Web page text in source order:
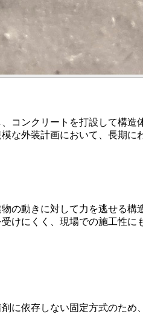
コンクリートを打設して構
な外装計画において、長期に
動きに対して力を逃せる
けにくく、現場での施工性
に依存しない固定方式のた